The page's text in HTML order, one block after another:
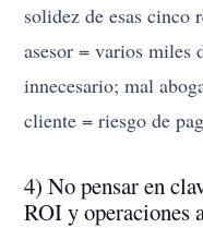
solidez de esas cinco
asesor = varios miles
innecesario; mal
cliente = riesgo de
4) No pensar en
ROI y operaciones